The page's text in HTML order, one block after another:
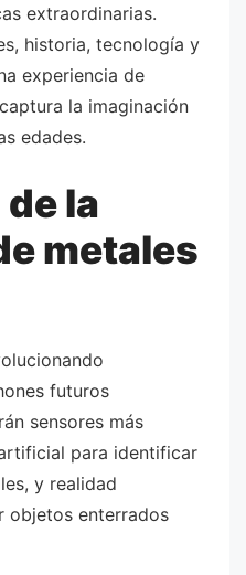
extraordinarias.
historia, tecnología y
experiencia de
la imaginación
edades.
la
metales
futuros
sensores más
para identificar
y realidad
objetos enterrados